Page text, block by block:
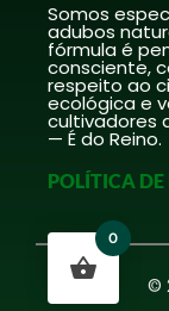
Somos
adubos
fórmula é
consciente,
respeito ao
ecológica e
cultivadores
— É do Reino.
POLÍTICA
©
0